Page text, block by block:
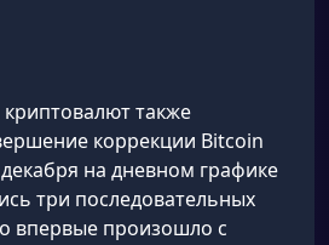
также
коррекции Bitcoin
декабря на дневном графике
три последовательных
впервые произошло с